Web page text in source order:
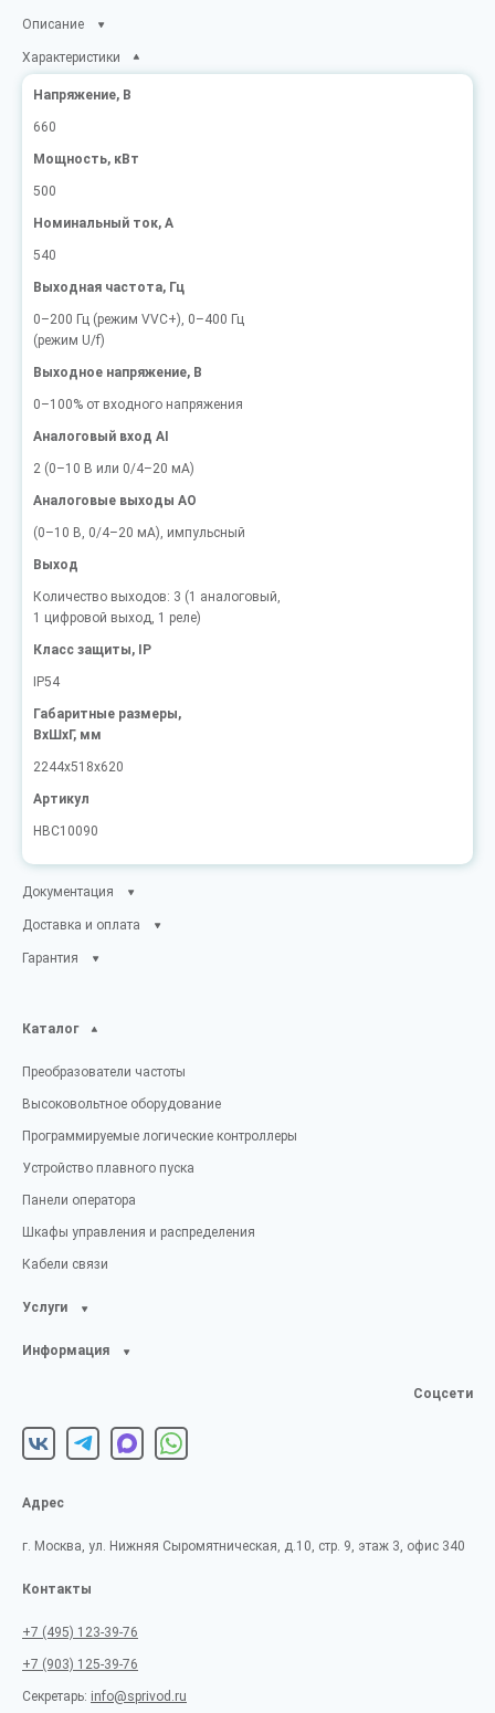
Описание
Характеристики
Напряжение, В
660
Мощность, кВт
500
Номинальный ток, А
540
Выходная частота, Гц
0–200 Гц (режим VVC+), 0–400 Гц
(режим U/f)
Выходное напряжение, В
0–100% от входного напряжения
Аналоговый вход AI
2 (0–10 В или 0/4–20 мА)
Аналоговые выходы AO
(0–10 В, 0/4–20 мА), импульсный
Выход
Количество выходов: 3 (1 аналоговый,
1 цифровой выход, 1 реле)
Класс защиты, IP
IP54
Габаритные размеры,
ВxШxГ, мм
2244х518х620
Артикул
HBC10090
Документация
Доставка и оплата
Гарантия
Каталог
Преобразователи частоты
Высоковольтное оборудование
Программируемые логические контроллеры
Устройство плавного пуска
Панели оператора
Шкафы управления и распределения
Кабели связи
Услуги
Информация
Соцсети
Адрес
г. Москва, ул. Нижняя Сыромятническая, д.10, стр. 9, этаж 3, офис 340
Контакты
+7 (495) 123-39-76
+7 (903) 125-39-76
Секретарь: info@sprivod.ru